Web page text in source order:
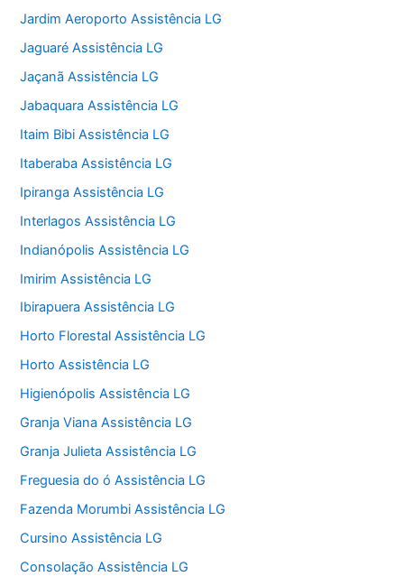
Jardim Aeroporto Assistência LG
Jaguaré Assistência LG
Jaçanã Assistência LG
Jabaquara Assistência LG
Itaim Bibi Assistência LG
Itaberaba Assistência LG
Ipiranga Assistência LG
Interlagos Assistência LG
Indianópolis Assistência LG
Imirim Assistência LG
Ibirapuera Assistência LG
Horto Florestal Assistência LG
Horto Assistência LG
Higienópolis Assistência LG
Granja Viana Assistência LG
Granja Julieta Assistência LG
Freguesia do ó Assistência LG
Fazenda Morumbi Assistência LG
Cursino Assistência LG
Consolação Assistência LG